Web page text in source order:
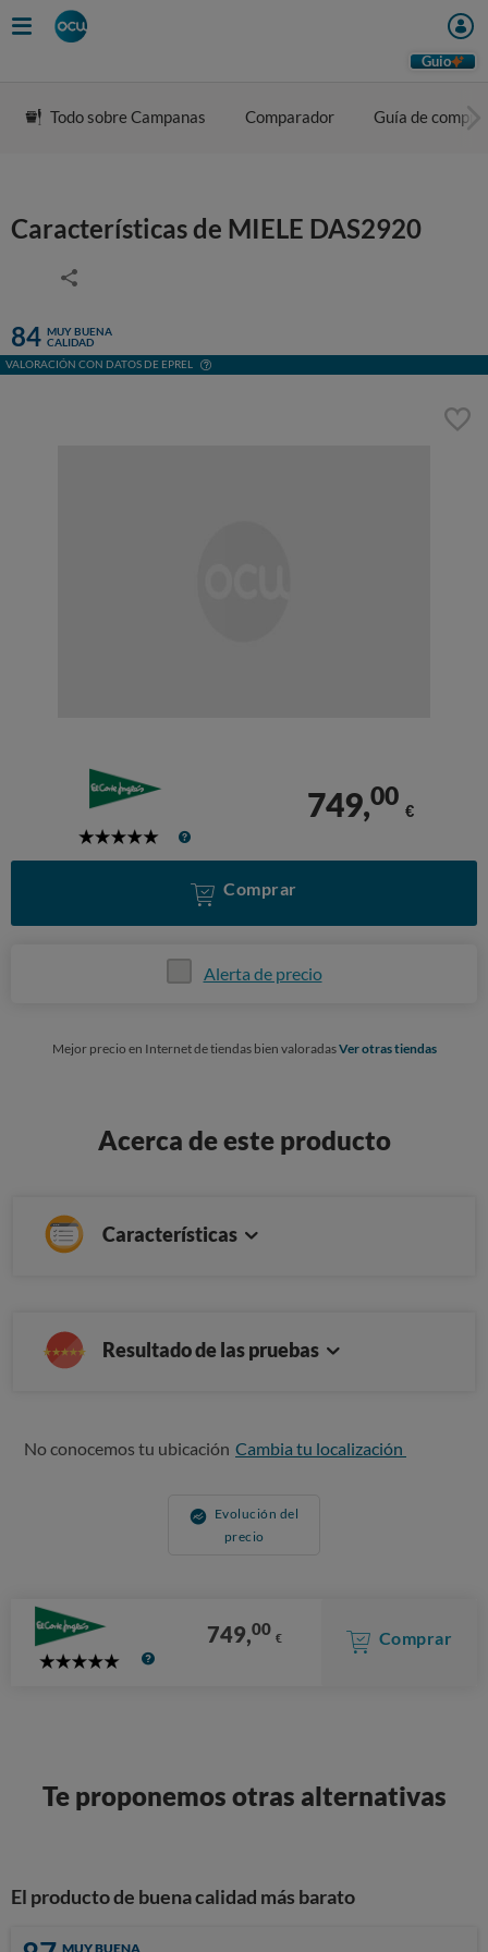
Guio
Todo sobre Campanas Comparador Guía de compra
Características de MIELE DAS2920
84 MUY BUENA
CALIDAD
VALORACIÓN CON DATOS DE EPREL
5
749,00
€
Comprar
Alerta de precio
Mejor precio en Internet de tiendas bien valoradasVer otras tiendas
Acerca de este producto
Características
Resultado de las pruebas
No conocemos tu ubicación Cambia tu localización
Evolución del
precio
5
749,00 € Comprar
Te proponemos otras alternativas
El producto de buena calidad más barato
MUY BUENA